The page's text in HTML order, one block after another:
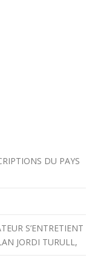
DU PAYS
S’ENTRETIENT
JORDI TURULL,